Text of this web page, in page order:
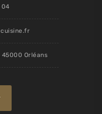
04
45000 Orléans